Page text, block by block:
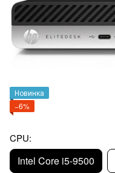
Новинка
−6%
CPU:
Intel Core i5-9500